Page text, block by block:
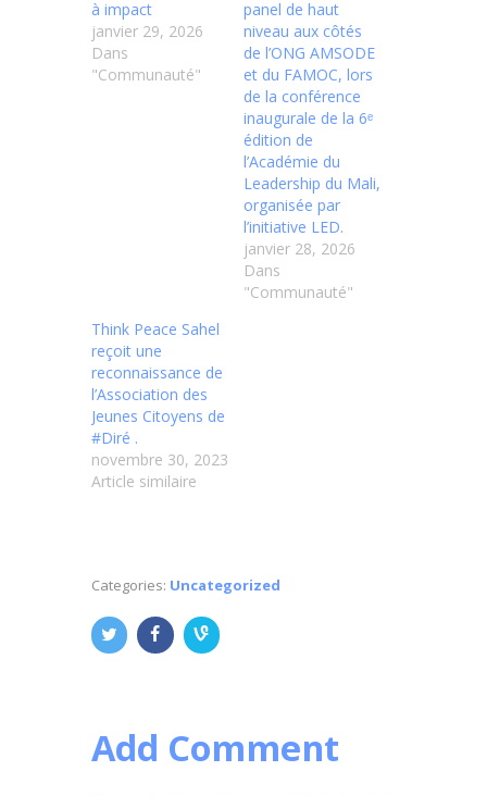
à impact
janvier 29, 2026
Dans
"Communauté"
panel de haut
niveau aux côtés
de l’ONG AMSODE
et du FAMOC, lors
de la conférence
inaugurale de la 6ᵉ
édition de
l’Académie du
Leadership du Mali,
organisée par
l’initiative LED.
janvier 28, 2026
Dans
"Communauté"
Think Peace Sahel
reçoit une
reconnaissance de
l’Association des
Jeunes Citoyens de
#Diré .
novembre 30, 2023
Article similaire
Categories: Uncategorized
Add Comment